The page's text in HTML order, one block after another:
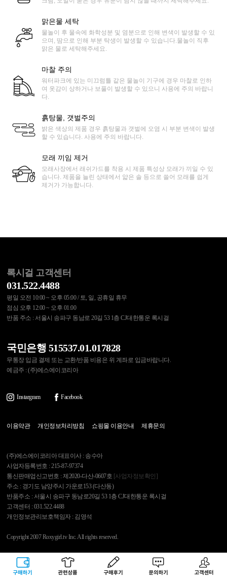
구매하기 관련상품 상품후기 문의하기 고객센터
맑은물 세탁
물놀이 후 물속에 화학성분 및 염분으로 인해 변색이 발생할 수 있
으며, 땀으로 인해 부분 탁생이 발생할 수 있습니다.물놀이 직후
맑은 물로 세탁해주세요.
마찰 주의
워터파크에 있는 미끄럼틀 같은 물놀이 기구에 경우 마찰로 인하
여 옷감이 상하거나 보풀이 발생할 수 있으니 사용에 주의 바랍니
다.
흙탕물, 갯벌주의
밝은 색상의 제품 경우 흙탕물과 갯벌에 오염 시 부분 변색이 발생
할 수 있습니다. 사용에 주의 바랍니다.
모래 끼임 제거
모래사장에서 래쉬가드를 착용 시 제품 특성상 모래가 끼일 수 있
습니다. 제품을 늘린 상태에서 얇은 솔 등으로 쓸어 모래를 쉽게
제거가 가능합니다.
록시걸 고객센터
031.522.4488
평일 오전 10:00 ~ 오후 05:00 / 토, 일, 공휴일 휴무
점심 오후 12:00 ~ 오후 01:00
반품 주소 : 서울시 송파구 동남로 20길 53 1층 CJ대한통운 록시걸
국민은행 515537.01.017828
무통장 입금 결제 또는 교환/반품 비용은 위 계좌로 입금바랍니다.
예금주 : (주)에스에이코리아
Instargram Facebook
이용약관 개인정보처리방침 쇼핑몰 이용안내 제휴문의
(주)에스에이코리아 대표이사 : 송수아
사업자등록번호 : 215-87-97374
통신판매업신고번호 : 제2020-다산-0607호 [사업자정보확인]
주소 : 경기도 남양주시 가운로153 (다산동)
반품주소 : 서울시 송파구 동남로20길 53 1층 CJ대한통운 록시걸
고객센터 : 031.522.4488
개인정보관리보호책임자 : 김영석
Copyright 2007 Roxygirl.tv Inc. All rights reserved.
록시걸 PC Ver